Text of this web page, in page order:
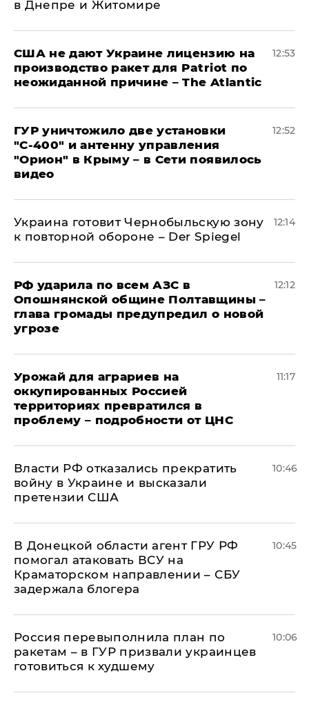
в Днепре и Житомире
США не дают Украине лицензию на
производство ракет для Patriot по
неожиданной причине – The Atlantic
12:53
ГУР уничтожило две установки
"С‑400" и антенну управления
"Орион" в Крыму – в Сети появилось
видео
12:52
Украина готовит Чернобыльскую зону
к повторной обороне – Der Spiegel
12:14
РФ ударила по всем АЗС в
Опошнянской общине Полтавщины –
глава громады предупредил о новой
угрозе
12:12
Урожай для аграриев на
оккупированных Россией
территориях превратился в
проблему – подробности от ЦНС
11:17
Власти РФ отказались прекратить
войну в Украине и высказали
претензии США
10:46
В Донецкой области агент ГРУ РФ
помогал атаковать ВСУ на
Краматорском направлении – СБУ
задержала блогера
10:45
Россия перевыполнила план по
ракетам – в ГУР призвали украинцев
готовиться к худшему
10:06